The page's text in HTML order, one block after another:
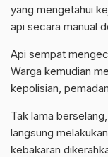
yang mengetahui
api secara manual
Api sempat
Warga kemudian
kepolisian,
Tak lama
langsung
kebakaran